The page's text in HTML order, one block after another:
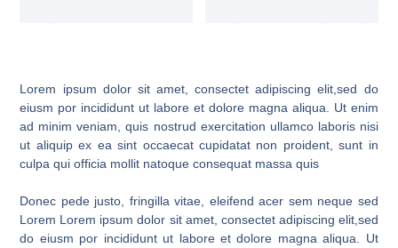
Lorem ipsum dolor sit amet, consectet adipiscing elit,sed do
eiusm por incididunt ut labore et dolore magna aliqua. Ut enim
ad minim veniam, quis nostrud exercitation ullamco laboris nisi
ut aliquip ex ea sint occaecat cupidatat non proident, sunt in
culpa qui officia mollit natoque consequat massa quis
Donec pede justo, fringilla vitae, eleifend acer sem neque sed
Lorem Lorem ipsum dolor sit amet, consectet adipiscing elit,sed
do eiusm por incididunt ut labore et dolore magna aliqua. Ut